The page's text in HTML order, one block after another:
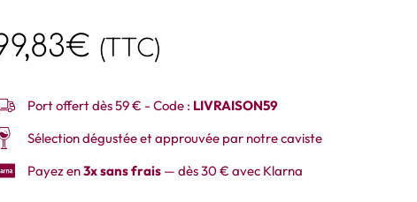
€ (TTC)
Port offert dès 59 € - Code : LIVRAISON59
Sélection dégustée et approuvée par notre caviste
Payez en3x sans frais — dès 30 € avec Klarna